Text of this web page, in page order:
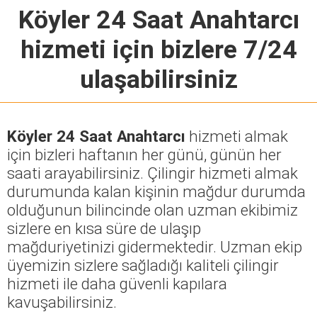
Köyler 24 Saat Anahtarcı
hizmeti için bizlere 7/24
ulaşabilirsiniz
Köyler 24 Saat Anahtarcı hizmeti almak
için bizleri haftanın her günü, günün her
saati arayabilirsiniz. Çilingir hizmeti almak
durumunda kalan kişinin mağdur durumda
olduğunun bilincinde olan uzman ekibimiz
sizlere en kısa süre de ulaşıp
mağduriyetinizi gidermektedir. Uzman ekip
üyemizin sizlere sağladığı kaliteli çilingir
hizmeti ile daha güvenli kapılara
kavuşabilirsiniz.